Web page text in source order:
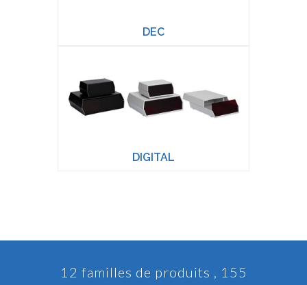
DEC
DIGITAL
12 familles de produits , 155